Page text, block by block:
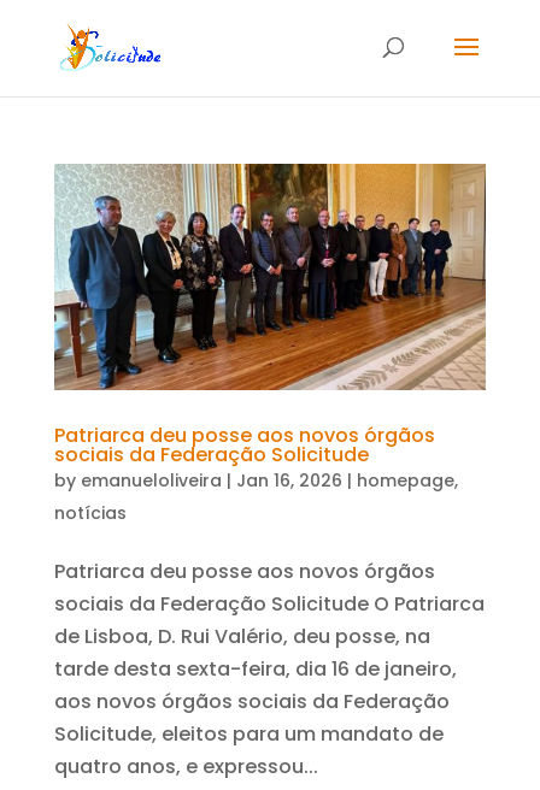
Patriarca deu posse aos novos órgãos
sociais da Federação Solicitude
by emanueloliveira | Jan 16, 2026 | homepage,
notícias
Patriarca deu posse aos novos órgãos
sociais da Federação Solicitude O Patriarca
de Lisboa, D. Rui Valério, deu posse, na
tarde desta sexta-feira, dia 16 de janeiro,
aos novos órgãos sociais da Federação
Solicitude, eleitos para um mandato de
quatro anos, e expressou...